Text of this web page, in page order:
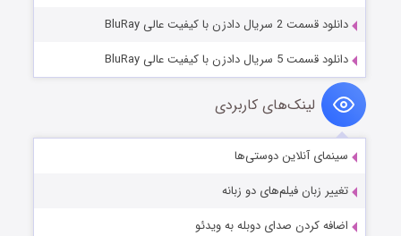
دانلود قسمت 2 سریال دادزن با کیفیت عالی BluRay
دانلود قسمت 5 سریال دادزن با کیفیت عالی BluRay
لینک‌های کاربردی
سینمای آنلاین دوستی‌ها
تغییر زبان فیلم‌های دو زبانه
اضافه کردن صدای دوبله به ویدئو